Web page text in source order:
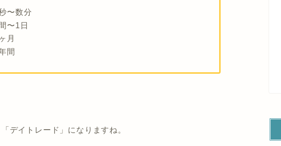
〜数分
〜1日
月
間
デイトレード」になりますね。